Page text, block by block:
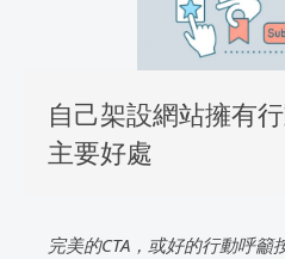
自己架設網站擁有
主要好處
完美的CTA，或好的行動呼籲